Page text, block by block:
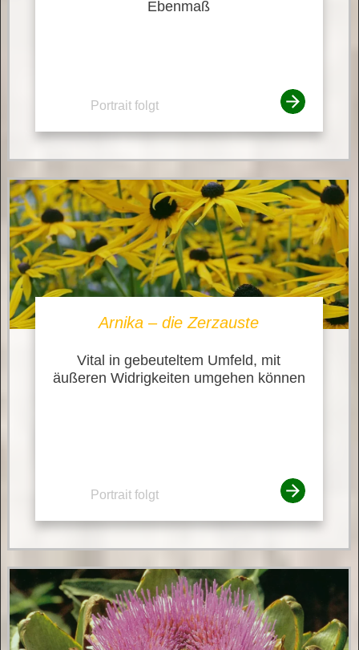
Ebenmaß
Portrait folgt
Arnika – die Zerzauste
Vital in gebeuteltem Umfeld, mit
äußeren Widrigkeiten umgehen können
Portrait folgt